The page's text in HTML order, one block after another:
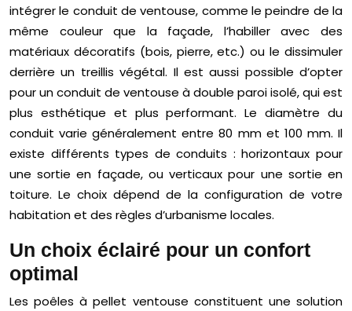
intégrer le conduit de ventouse, comme le peindre de la
même couleur que la façade, l’habiller avec des
matériaux décoratifs (bois, pierre, etc.) ou le dissimuler
derrière un treillis végétal. Il est aussi possible d’opter
pour un conduit de ventouse à double paroi isolé, qui est
plus esthétique et plus performant. Le diamètre du
conduit varie généralement entre 80 mm et 100 mm. Il
existe différents types de conduits : horizontaux pour
une sortie en façade, ou verticaux pour une sortie en
toiture. Le choix dépend de la configuration de votre
habitation et des règles d’urbanisme locales.
Un choix éclairé pour un confort
optimal
Les poêles à pellet ventouse constituent une solution